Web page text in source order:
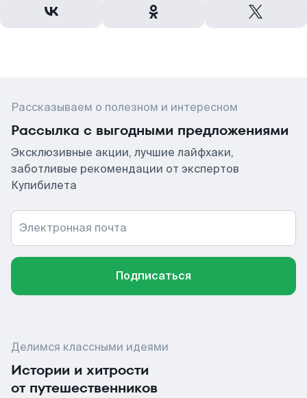
Рассказываем о полезном и интересном
Рассылка с выгодными предложениями
Эксклюзивные акции, лучшие лайфхаки,
заботливые рекомендации от экспертов
Купибилета
Электронная почта
Подписаться
Делимся классными идеями
Истории и хитрости
от путешественников